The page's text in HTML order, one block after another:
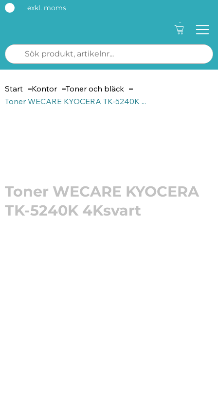
exkl. moms
-
Start Kontor
Toner och bläck
Toner WECARE KYOCERA TK-5240K ...
Toner WECARE KYOCERA
TK-5240K 4Ksvart